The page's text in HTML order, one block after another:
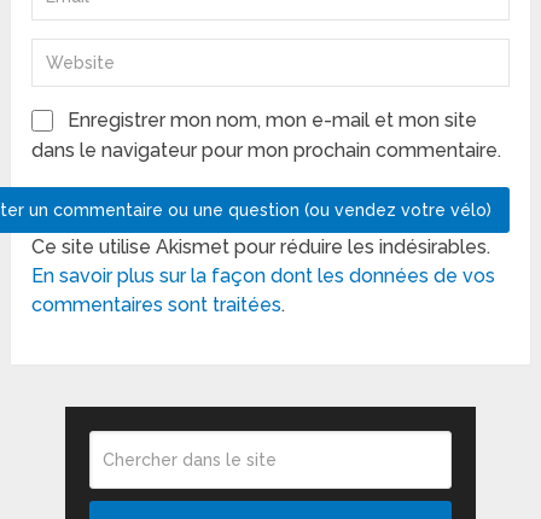
Enregistrer mon nom, mon e-mail et mon site
dans le navigateur pour mon prochain commentaire.
Ce site utilise Akismet pour réduire les indésirables.
En savoir plus sur la façon dont les données de vos
commentaires sont traitées.